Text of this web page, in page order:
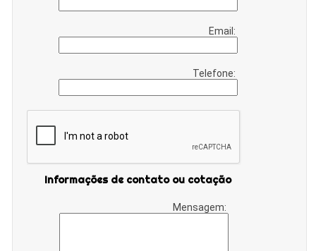
Email:
Telefone:
Informações de contato ou cotação
Mensagem: